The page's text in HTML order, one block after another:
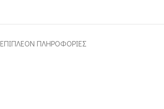
ΕΠΙΠΛΈΟΝ ΠΛΗΡΟΦΟΡΊΕΣ